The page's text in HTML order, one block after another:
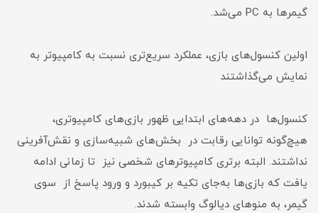
گیمرها به PC می‌شد.
اولین کنسول‌های بازی، عملکرد سریع‌تری نسبت به کامپیوتر به
نمایش می‌گذاشتند
کنسول‌ها در دهه‌های ابتدایی ظهور بازی‌های کامپیوتری،
هیچ‌گونه توانایی رقابت در بخش‌های شبیه‌سازی و نقش‌آفرینی
نداشتند. البته برتری کامپیوترهای شخصی نیز تا زمانی ادامه
یافت که بازی‌‌ها به‌جای تکیه بر کیبورد و ورود پاسخ از سوی
گیمر، به منوهای دیالوگ وابسته شدند.